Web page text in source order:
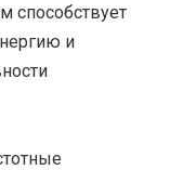
способствует
и